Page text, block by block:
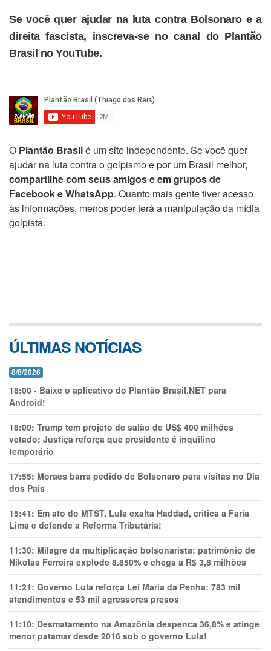
Se você quer ajudar na luta contra Bolsonaro e a
direita fascista, inscreva-se no canal do Plantão
Brasil no YouTube.
O Plantão Brasilé um site independente. Se você quer
ajudar na luta contra o golpismo e por um Brasil melhor,
compartilhe com seus amigos e em grupos de
Facebook e WhatsApp. Quanto mais gente tiver acesso
às informações, menos poder terá a manipulação da mídia
golpista.
ÚLTIMAS NOTÍCIAS
8/8/2026
18:00 - Baixe o aplicativo do Plantão Brasil.NET para
Android!
18:00: Trump tem projeto de salão de US$ 400 milhões
vetado; Justiça reforça que presidente é inquilino
temporário
17:55: Moraes barra pedido de Bolsonaro para visitas no Dia
dos Pais
15:41: Em ato do MTST, Lula exalta Haddad, critica a Faria
Lima e defende a Reforma Tributária!
11:30: Milagre da multiplicação bolsonarista: patrimônio de
Nikolas Ferreira explode 8.850% e chega a R$ 3,8 milhões
11:21: Governo Lula reforça Lei Maria da Penha: 783 mil
atendimentos e 53 mil agressores presos
11:10: Desmatamento na Amazônia despenca 36,8% e atinge
menor patamar desde 2016 sob o governo Lula!